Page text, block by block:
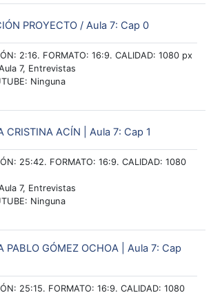
PROYECTO / Aula 7: Cap 0URL
2:16. FORMATO: 16:9. CALIDAD: 1080 px
7, Entrevistas
Ninguna
CRISTINA ACÍN | Aula 7: Cap 1
25:42. FORMATO: 16:9. CALIDAD: 1080
7, Entrevistas
Ninguna
PABLO GÓMEZ OCHOA | Aula 7: Cap
25:15. FORMATO: 16:9. CALIDAD: 1080